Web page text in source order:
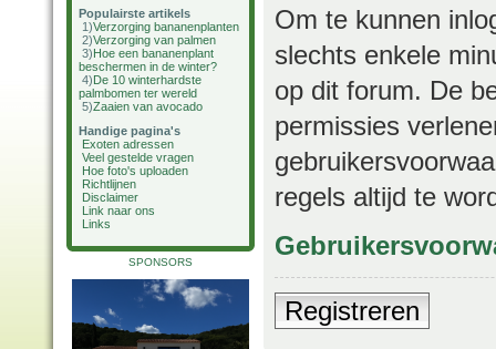
Populairste artikels
1)Verzorging bananenplanten
2)Verzorging van palmen
3)Hoe een bananenplant
beschermen in de winter?
4)De 10 winterhardste
palmbomen ter wereld
5)Zaaien van avocado
Handige pagina's
Exoten adressen
Veel gestelde vragen
Hoe foto's uploaden
Richtlijnen
Disclaimer
Link naar ons
Links
SPONSORS
Om te kunnen
slechts enkele
op dit forum. De
permissies
regels altijd te
Registreren